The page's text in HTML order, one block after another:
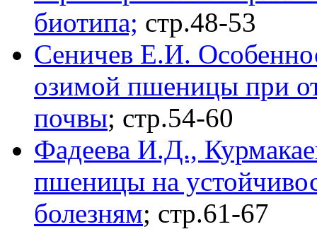
биотипа; стр.48-53
Сеничев Е.И.
озимой пшеницы при
почвы; стр.54-60
Фадеева И.Д.,
пшеницы на
болезням; стр.61-67